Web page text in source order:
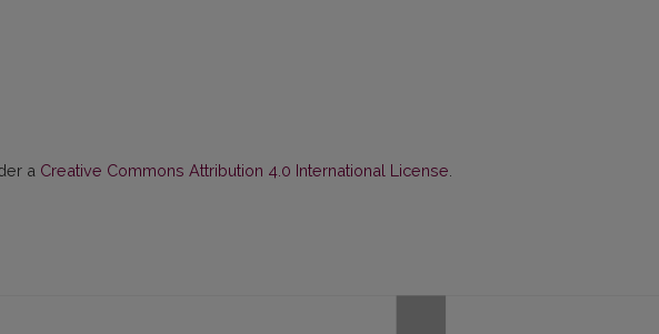
a Creative Commons Attribution 4.0 International License